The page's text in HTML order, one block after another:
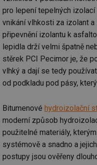
pro lepení tepelných
vnikání vlhkosti za izolant
připevnění izolantu k
lepidla drží velmi špatně
stěrek PCI Pecimor je, že
vlhký a dají se tedy
od podkladu pod pásy,
Bitumenové hydroizolační
moderní způsob
použitelné materiály,
systémově a snadno a
postupy jsou ověřeny